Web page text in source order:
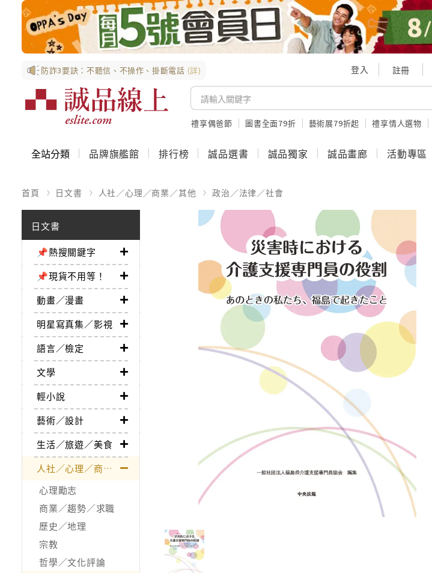
防詐3要訣：不聽信、不操作、掛斷電話 (詳) 登入 註冊
禮享偶爸節 圖書全面79折 藝術展79折起 禮享情人選物
全站分類 品牌旗艦館 排行榜 誠品選書 誠品獨家 誠品畫廊 活動專區
首頁 日文書 人社／心理／商業／其他 政治／法律／社會
日文書
📌熱搜關鍵字
📌現貨不用等！
動畫／漫畫
明星寫真集／影視
語言／檢定
文學
輕小說
藝術／設計
生活／旅遊／美食
人社／心理／商業／其他
心理勵志
商業／趨勢／求職
歷史／地理
宗教
哲學／文化評論